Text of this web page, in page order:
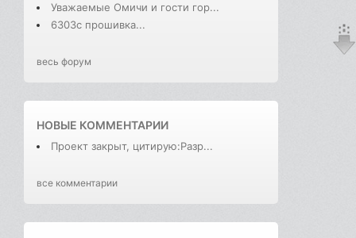
Уважаемые Омичи и гости гор...
6303с прошивка...
весь форум
НОВЫЕ КОММЕНТАРИИ
Проект закрыт, цитирую:Разр...
все комментарии